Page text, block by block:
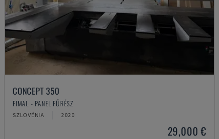
CONCEPT 350
FIMAL - PANEL FŰRÉSZ
SZLOVÉNIA 2020
29,000 €